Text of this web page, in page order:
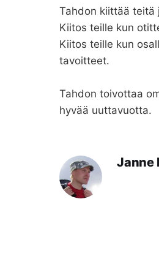
Tahdon kiittää teitä
Kiitos teille kun
Kiitos teille kun
tavoitteet.
Tahdon toivottaa
hyvää uuttavuotta.
Janne